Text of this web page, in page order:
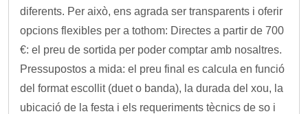
diferents. Per això, ens agrada ser transparents i oferir
opcions flexibles per a tothom: Directes a partir de 700
€: el preu de sortida per poder comptar amb nosaltres.
Pressupostos a mida: el preu final es calcula en funció
del format escollit (duet o banda), la durada del xou, la
ubicació de la festa i els requeriments tècnics de so i